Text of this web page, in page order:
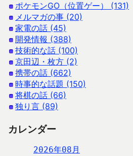
ポケモンGO（位置ゲー） (131)
メルマガの事 (20)
家電の話 (45)
開発情報 (388)
技術的な話 (100)
京田辺・枚方 (2)
携帯の話 (662)
時事的な話題 (150)
将棋の話 (66)
独り言 (89)
カレンダー
2026年08月